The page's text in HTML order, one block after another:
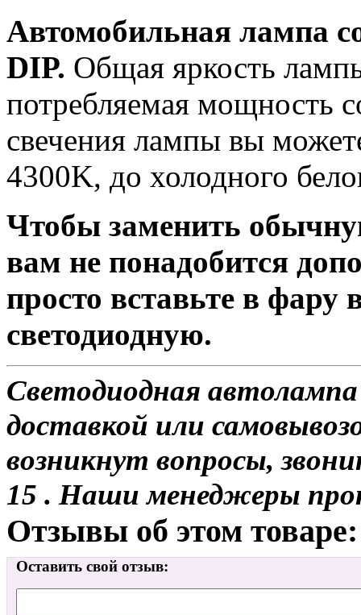
Автомобильная лампа
DIP. Общая яркость
потребляемая мощность
свечения лампы вы
4300K, до холодного
Чтобы заменить
вам не понадобится
просто вставьте в
светодиодную.
Светодиодная
доставкой или
возникнут вопросы,
15 . Наши менеджеры
Отзывы об этом товаре:
Оставить свой отзыв: